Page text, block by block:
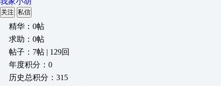
关注 私信
精华：0帖
求助：0帖
帖子：7帖 | 129回
年度积分：0
历史总积分：315